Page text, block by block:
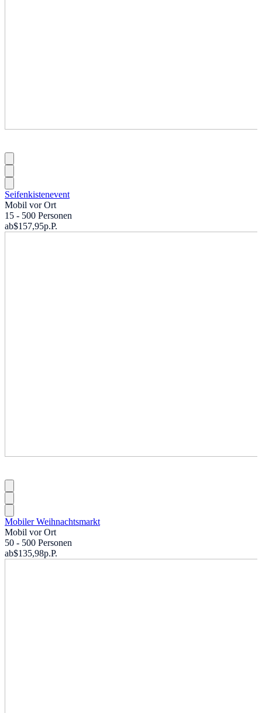
Seifenkistenevent
Mobil vor Ort
15 - 500 Personen
ab$157,95p.P.
Mobiler Weihnachtsmarkt
Mobil vor Ort
50 - 500 Personen
ab$135,98p.P.